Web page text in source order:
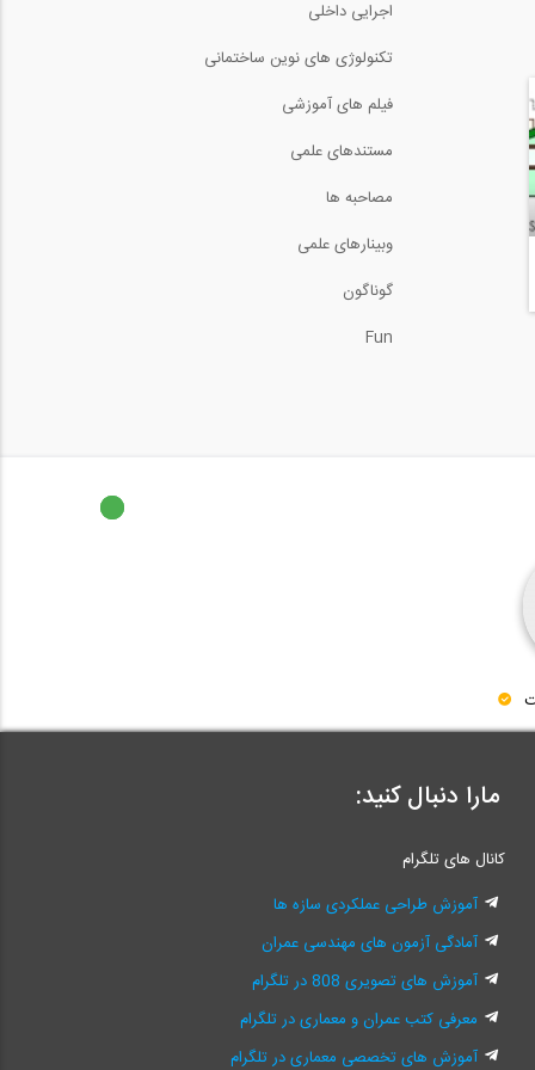
اجرایی داخلی
تکنولوژی های نوین ساختمانی
فیلم های آموزشی
مستندهای علمی
مصاحبه ها
وبینارهای علمی
گوناگون
Fun
مارا دنبال کنید:
کانال های تلگرام
آموزش طراحی عملکردی سازه ها
آمادگی آزمون های مهندسی عمران
آموزش های تصویری 808 در تلگرام
معرفی کتب عمران و معماری در تلگرام
آموزش های تخصصی معماری در تلگرام